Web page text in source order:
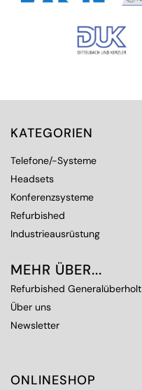
KATEGORIEN
Telefone/-Systeme
Headsets
Konferenzsysteme
Refurbished
Industrieausrüstung
MEHR ÜBER...
Refurbished Generalüberholt
Über uns
Newsletter
ONLINESHOP